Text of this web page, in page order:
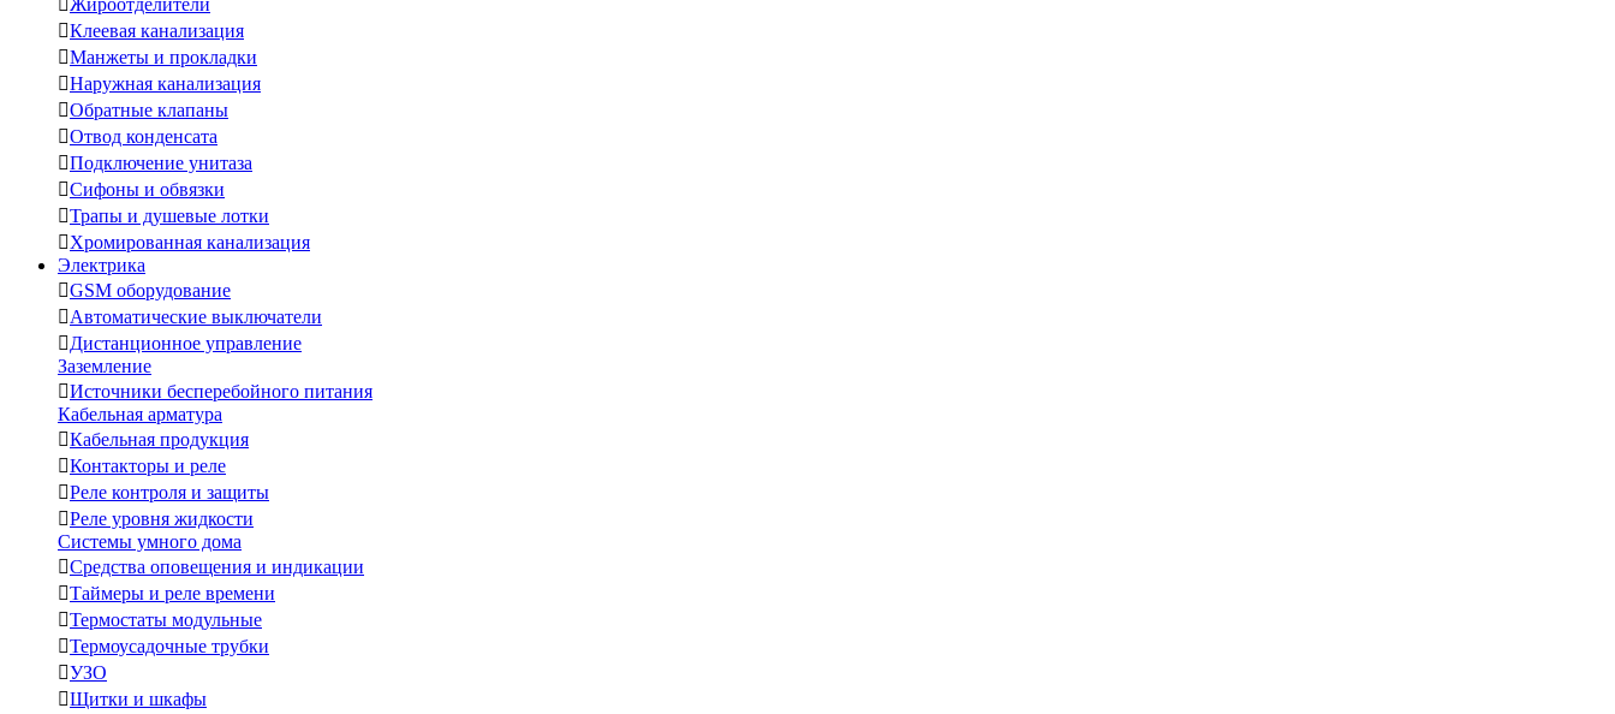
Жироотделители
Клеевая канализация
Манжеты и прокладки
Наружная канализация
Обратные клапаны
Отвод конденсата
Подключение унитаза
Сифоны и обвязки
Трапы и душевые лотки
Хромированная канализация
Электрика
GSM оборудование
Автоматические выключатели
Дистанционное управление
Заземление
Источники бесперебойного питания
Кабельная арматура
Кабельная продукция
Контакторы и реле
Реле контроля и защиты
Реле уровня жидкости
Системы умного дома
Средства оповещения и индикации
Таймеры и реле времени
Термостаты модульные
Термоусадочные трубки
УЗО
Щитки и шкафы